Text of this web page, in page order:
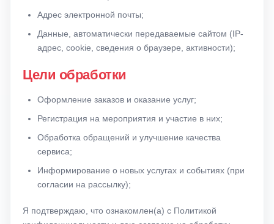
Адрес электронной почты;
Данные, автоматически передаваемые сайтом (IP-
адрес, cookie, сведения о браузере, активности);
Цели обработки
Оформление заказов и оказание услуг;
Регистрация на мероприятия и участие в них;
Обработка обращений и улучшение качества
сервиса;
Информирование о новых услугах и событиях (при
согласии на рассылку);
Я подтверждаю, что ознакомлен(а) с Политикой